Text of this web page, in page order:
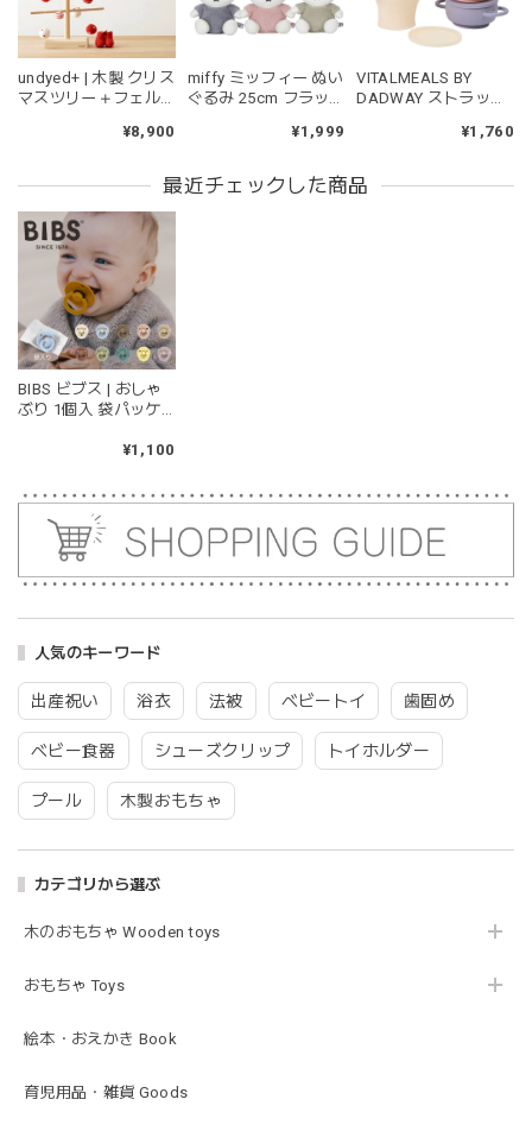
人気のキーワード
出産祝い 浴衣 法被 ベビートイ 歯固め
ベビー食器 シューズクリップ トイホルダー
プール 木製おもちゃ
カテゴリから選ぶ
木のおもちゃ Wooden toys
おもちゃ Toys
絵本・おえかき Book
育児用品・雑貨 Goods
遊び方をしています。見た目が可愛いので遊んでいる姿もと
ても可愛いです。また、シリコン製なので哺乳瓶と一緒に洗
ったり除菌できたり常に清潔に保てるのも嬉しいです。
moca
耳の部分が咥えやすいようでよく遊んでいます。木の部分は
じゃぶじゃぶ洗うことができないため衛生面は若干気になり
ますが、見た目が可愛くて満足です。
gray
したがかわいいので問題なし^ ^ありがとうございました♡
02.oatmeal（L）
2026/02/21
きょうりゅう/K60-141
2026/01/28
この度は迅速丁寧な対応をありがとうございました(^^) 梱包
も素敵で嬉しいです。
発送も早くてありがたかったです！
undyed+ | 木製 クリス
マスツリー＋フェル
ツリー アンダイドプ
¥8,900
miffy ミッフィー ぬい
ぐるみ 25cm フラッ
¥1,999
VITALMEALS BY
DADWAY ストラップ
¥1,760
最近チェックした商品
BIBS ビブス | おしゃ
ぶり 1個入 袋パッケ
イズ 1 サイズ 2¥1,100